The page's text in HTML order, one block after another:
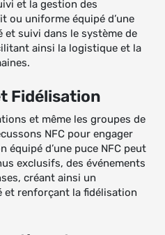
et la gestion des
ou uniforme équipé d’une
et suivi dans le système de
ainsi la logistique et la
Fidélisation
et même les groupes de
NFC pour engager
équipé d’une puce NFC peut
exclusifs, des événements
créant ainsi un
et renforçant la fidélisation